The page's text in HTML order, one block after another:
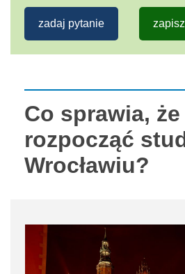
zadaj pytanie
Co sprawia,
rozpocząć
Wrocławiu?